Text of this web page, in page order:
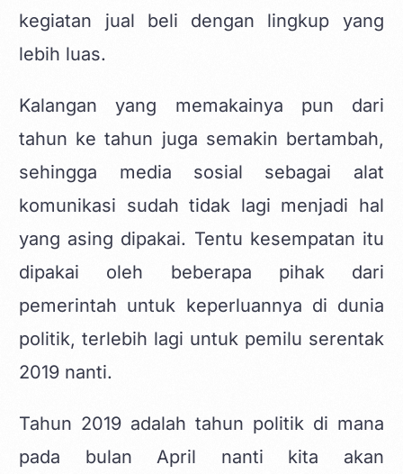
kegiatan jual beli dengan lingkup yang
lebih luas.
Kalangan yang memakainya pun dari
tahun ke tahun juga semakin bertambah,
sehingga media sosial sebagai alat
komunikasi sudah tidak lagi menjadi hal
yang asing dipakai. Tentu kesempatan itu
dipakai oleh beberapa pihak dari
pemerintah untuk keperluannya di dunia
politik, terlebih lagi untuk pemilu serentak
2019 nanti.
Tahun 2019 adalah tahun politik di mana
pada bulan April nanti kita akan